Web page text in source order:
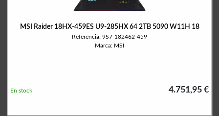
MSI Raider 18HX-459ES U9-285HX 64 2TB 5090 W11H 18
Referencia: 9S7-182462-459
Marca: MSI
4.751,95 €
En stock